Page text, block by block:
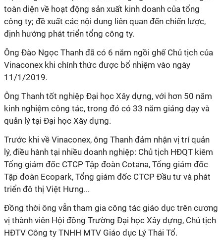
toàn diện về hoạt động sản xuất kinh doanh của tổng
công ty; đề xuất các nội dung liên quan đến chiến lược,
định hướng phát triển tổng công ty.
Ông Đào Ngọc Thanh đã có 6 năm ngồi ghế Chủ tịch của
Vinaconex khi chính thức được bổ nhiệm vào ngày
11/1/2019.
Ông Thanh tốt nghiệp Đại học Xây dựng, với hơn 50 năm
kinh nghiệm công tác, trong đó có 33 năm giảng dạy và
quản lý tại Đại học Xây dựng.
Trước khi về Vinaconex, ông Thanh đảm nhận vị trí quản
lý, điều hành tại nhiều doanh nghiệp: Chủ tịch HĐQT kiêm
Tổng giám đốc CTCP Tập đoàn Cotana, Tổng giám đốc
Tập đoàn Ecopark, Tổng giám đốc CTCP Đầu tư và phát
triển đô thị Việt Hưng...
Đồng thời ông vẫn tham gia công tác giáo dục trên cương
vị thành viên Hội đồng Trường Đại học Xây dựng, Chủ tịch
HĐTV Công ty TNHH MTV Giáo dục Lý Thái Tổ.